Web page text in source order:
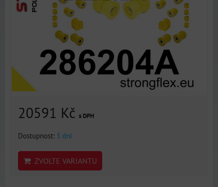
20591 Kč s DPH
Dostupnost: 3 dni
ZVOLTE VARIANTU